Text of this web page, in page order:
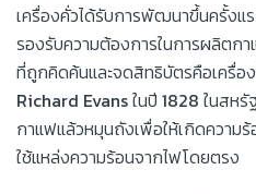
เครื่องคั่วได้รับการพัฒนาขึ้นครั้งแ
รองรับความต้องการในการผลิตก
ที่ถูกคิดค้นและจดสิทธิบัตรคือเครื่อ
Richard Evansในปี 1828 ในสหรั
กาแฟแล้วหมุนถังเพื่อให้เกิดความร้
ใช้แหล่งความร้อนจากไฟโดยตรง